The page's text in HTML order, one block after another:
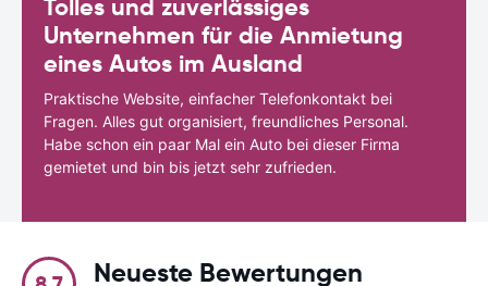
Tolles und zuverlässiges
Unternehmen für die Anmietung
eines Autos im Ausland
Praktische Website, einfacher Telefonkontakt bei
Fragen. Alles gut organisiert, freundliches Personal.
Habe schon ein paar Mal ein Auto bei dieser Firma
gemietet und bin bis jetzt sehr zufrieden.
Neueste Bewertungen